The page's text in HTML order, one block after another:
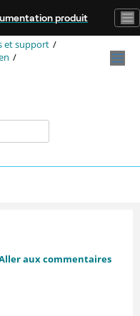
produit
et support
aux commentaires